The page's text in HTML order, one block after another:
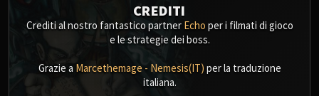
CREDITI
Crediti al nostro fantastico partner Echo per i filmati di gioco
e le strategie dei boss.
Grazie a Marcethemage - Nemesis(IT) per la traduzione
italiana.